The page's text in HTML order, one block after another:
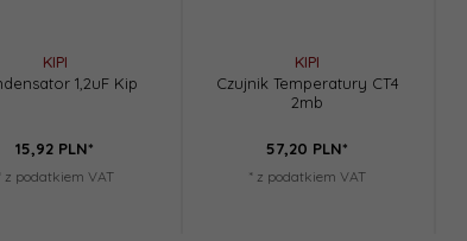
KIPI
1,2uF Kip
15,92 PLN*
z podatkiem VAT
KIPI
Czujnik Temperatury CT4
2mb
57,20 PLN*
* z podatkiem VAT